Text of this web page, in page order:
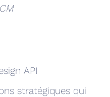
API
stratégiques qui